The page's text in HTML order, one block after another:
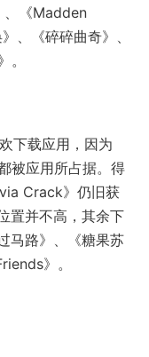
、《Madden
、《碎碎曲奇》、
。
下载应用，因为
被应用所占据。得
Crack》仍旧获
置并不高，其余下
马路》、《糖果苏
》。